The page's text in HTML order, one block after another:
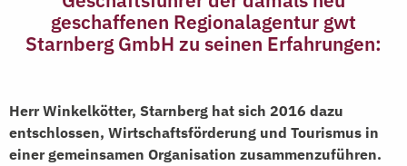
geschaffenen Regionalagentur gwt
Starnberg GmbH zu seinen Erfahrungen:
Herr Winkelkötter, Starnberg hat sich 2016 dazu
entschlossen, Wirtschaftsförderung und Tourismus in
einer gemeinsamen Organisation zusammenzuführen.